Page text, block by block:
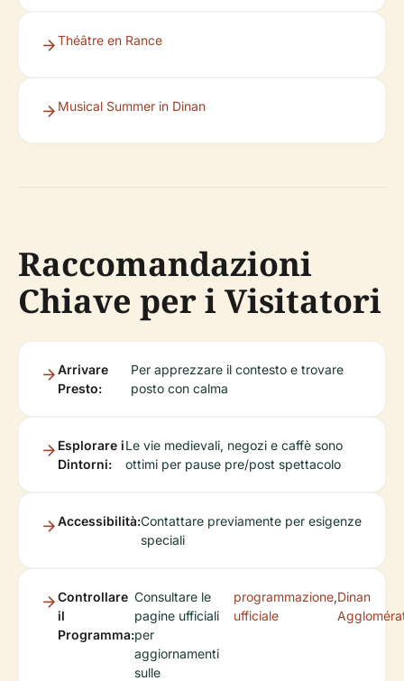
Théâtre en Rance
Musical Summer in Dinan
Raccomandazioni
Chiave per i Visitatori
Arrivare
Presto:
Per apprezzare il contesto e trovare
posto con calma
Esplorare i
Dintorni:
Le vie medievali, negozi e caffè sono
ottimi per pause pre/post spettacolo
Accessibilità:Contattare previamente per esigenze
speciali
Controllare
il
Programma:
Consultare le
pagine ufficiali
per
aggiornamenti
sulle
programmazione
ufficiale
,Dinan